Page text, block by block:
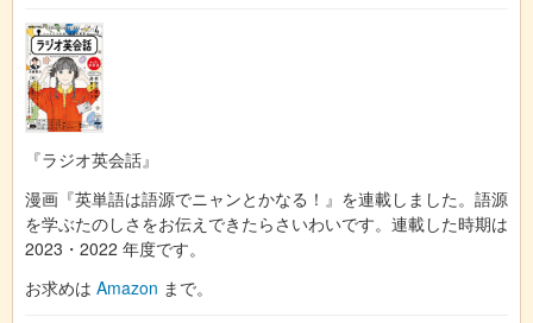
『ラジオ英会話』
漫画『英単語は語源でニャンとかなる！』を連載しました。語源
を学ぶたのしさをお伝えできたらさいわいです。連載した時期は
2023・2022 年度です。
お求めは Amazon まで。